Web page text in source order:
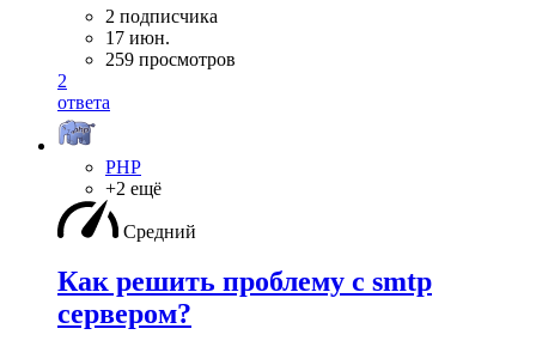
2 подписчика
17 июн.
259 просмотров
2
ответа
PHP
+2 ещё
Средний
Как решить проблему с smtp
сервером?